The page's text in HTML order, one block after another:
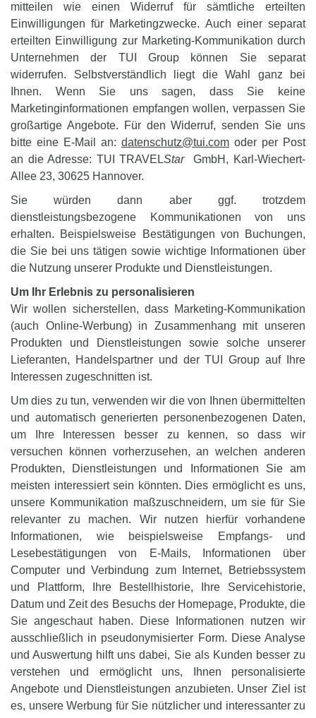
mitteilen wie einen Widerruf für sämtliche erteilten
Einwilligungen für Marketingzwecke. Auch einer separat
erteilten Einwilligung zur Marketing-Kommunikation durch
Unternehmen der TUI Group können Sie separat
widerrufen. Selbstverständlich liegt die Wahl ganz bei
Ihnen. Wenn Sie uns sagen, dass Sie keine
Marketinginformationen empfangen wollen, verpassen Sie
großartige Angebote. Für den Widerruf, senden Sie uns
bitte eine E-Mail an: datenschutz@tui.com oder per Post
an die Adresse: TUI TRAVELStarGmbH, Karl-Wiechert-
Allee 23, 30625 Hannover.
Sie würden dann aber ggf. trotzdem
dienstleistungsbezogene Kommunikationen von uns
erhalten. Beispielsweise Bestätigungen von Buchungen,
die Sie bei uns tätigen sowie wichtige Informationen über
die Nutzung unserer Produkte und Dienstleistungen.
Um Ihr Erlebnis zu personalisieren
Wir wollen sicherstellen, dass Marketing-Kommunikation
(auch Online-Werbung) in Zusammenhang mit unseren
Produkten und Dienstleistungen sowie solche unserer
Lieferanten, Handelspartner und der TUI Group auf Ihre
Interessen zugeschnitten ist.
Um dies zu tun, verwenden wir die von Ihnen übermittelten
und automatisch generierten personenbezogenen Daten,
um Ihre Interessen besser zu kennen, so dass wir
versuchen können vorherzusehen, an welchen anderen
Produkten, Dienstleistungen und Informationen Sie am
meisten interessiert sein könnten. Dies ermöglicht es uns,
unsere Kommunikation maßzuschneidern, um sie für Sie
relevanter zu machen. Wir nutzen hierfür vorhandene
Informationen, wie beispielsweise Empfangs- und
Lesebestätigungen von E-Mails, Informationen über
Computer und Verbindung zum Internet, Betriebssystem
und Plattform, Ihre Bestellhistorie, Ihre Servicehistorie,
Datum und Zeit des Besuchs der Homepage, Produkte, die
Sie angeschaut haben. Diese Informationen nutzen wir
ausschließlich in pseudonymisierter Form. Diese Analyse
und Auswertung hilft uns dabei, Sie als Kunden besser zu
verstehen und ermöglicht uns, Ihnen personalisierte
Angebote und Dienstleistungen anzubieten. Unser Ziel ist
es, unsere Werbung für Sie nützlicher und interessanter zu